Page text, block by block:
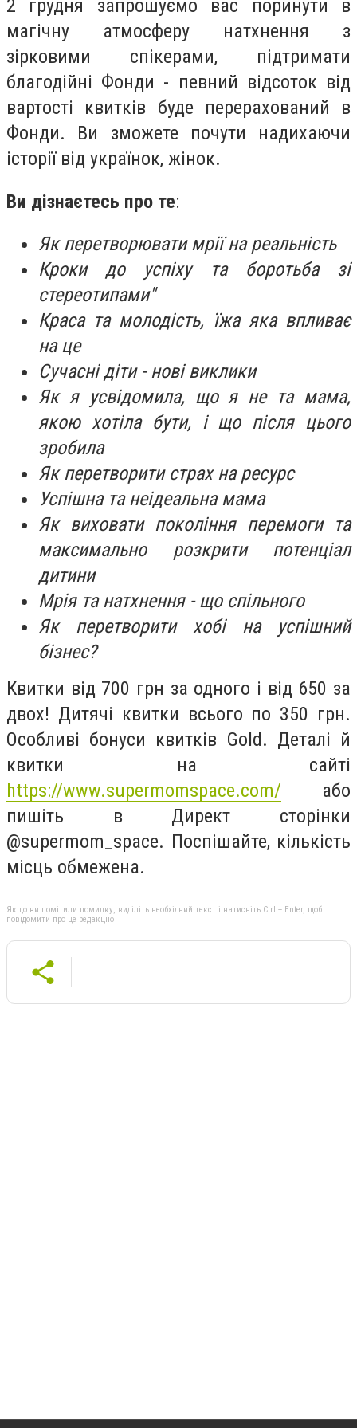
2 грудня запрошуємо вас поринути в
магічну атмосферу натхнення з
зірковими спікерами, підтримати
благодійні Фонди - певний відсоток від
вартості квитків буде перерахований в
Фонди. Ви зможете почути надихаючи
історії від українок, жінок.
Ви дізнаєтесь про те:
Як перетворювати мрії на реальність
Кроки до успіху та боротьба зі
стереотипами"
Краса та молодість, їжа яка впливає
на це
Сучасні діти - нові виклики
Як я усвідомила, що я не та мама,
якою хотіла бути, і що після цього
зробила
Як перетворити страх на ресурс
Успішна та неідеальна мама
Як виховати покоління перемоги та
максимально розкрити потенціал
дитини
Мрія та натхнення - що спільного
Як перетворити хобі на успішний
бізнес?
Квитки від 700 грн за одного і від 650 за
двох! Дитячі квитки всього по 350 грн.
Особливі бонуси квитків Gold. Деталі й
квитки на сайті
https://www.supermomspace.com/ або
пишіть в Директ сторінки
@supermom_space. Поспішайте, кількість
місць обмежена.
Якщо ви помітили помилку, виділіть необхідний текст і натисніть Ctrl + Enter, щоб
повідомити про це редакцію